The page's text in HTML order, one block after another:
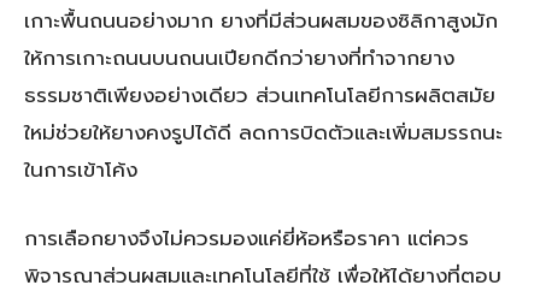
เกาะพื้นถนนอย่างมาก ยางที่มีส่วนผสมของซิลิกาสูงมัก
ให้การเกาะถนนบนถนนเปียกดีกว่ายางที่ทำจากยาง
ธรรมชาติเพียงอย่างเดียว ส่วนเทคโนโลยีการผลิตสมัย
ใหม่ช่วยให้ยางคงรูปได้ดี ลดการบิดตัวและเพิ่มสมรรถนะ
ในการเข้าโค้ง
การเลือกยางจึงไม่ควรมองแค่ยี่ห้อหรือราคา แต่ควร
พิจารณาส่วนผสมและเทคโนโลยีที่ใช้ เพื่อให้ได้ยางที่ตอบ